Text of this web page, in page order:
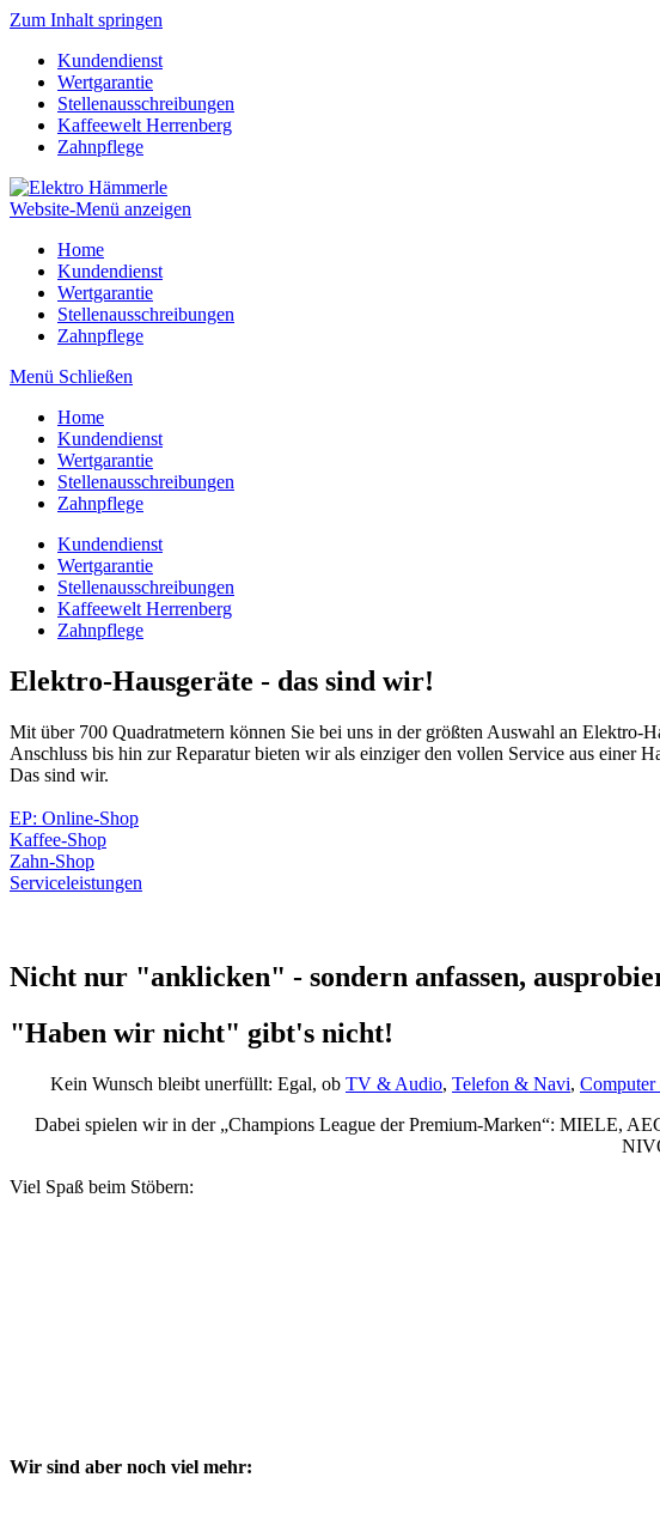
Zum Inhalt springen
Kundendienst
Wertgarantie
Stellenausschreibungen
Kaffeewelt Herrenberg
Zahnpflege
Website-Menü anzeigen
Home
Kundendienst
Wertgarantie
Stellenausschreibungen
Zahnpflege
Menü Schließen
Home
Kundendienst
Wertgarantie
Stellenausschreibungen
Zahnpflege
Kundendienst
Wertgarantie
Stellenausschreibungen
Kaffeewelt Herrenberg
Zahnpflege
Elektro-Hausgeräte - das sind wir!
Mit über 700 Quadratmetern können Sie bei uns in der größten Auswahl an Elektro-
Anschluss bis hin zur Reparatur bieten wir als einziger den vollen Service aus einer
Das sind wir.
EP: Online-Shop
Kaffee-Shop
Zahn-Shop
Serviceleistungen
Nicht nur "anklicken" - sondern anfassen,
"Haben wir nicht" gibt's nicht!
Kein Wunsch bleibt unerfüllt: Egal, ob TV & Audio, Telefon & Navi,
Dabei spielen wir in der „Champions League der Premium-Marken“:
Viel Spaß beim Stöbern:
Wir sind aber noch viel mehr: